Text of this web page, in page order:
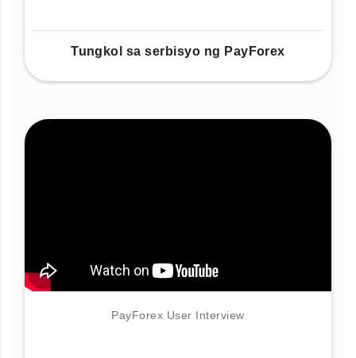
Tungkol sa serbisyo ng PayForex
PayForex User Interview